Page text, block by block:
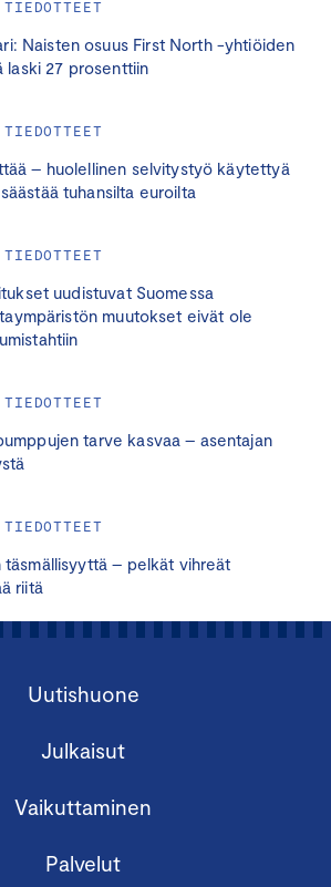
Naisten osuus First North -yhtiöiden
laski 27 prosenttiin
– huolellinen selvitystyö käytettyä
tuhansilta euroilta
uudistuvat Suomessa
muutokset eivät ole
tarve kasvaa – asentajan
täsmällisyyttä – pelkät vihreät
riitä
Uutishuone
Julkaisut
Vaikuttaminen
Palvelut